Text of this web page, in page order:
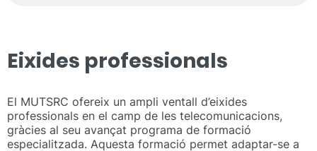
Eixides professionals
El MUTSRC ofereix un ampli ventall d’eixides
professionals en el camp de les telecomunicacions,
gràcies al seu avançat programa de formació
especialitzada. Aquesta formació permet adaptar-se a